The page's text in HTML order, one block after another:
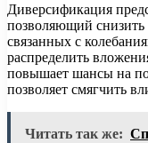
Диверсификация
позволяющий снизить
связанных с
распределить
повышает шансы на
позволяет смягчить
Читать так же: